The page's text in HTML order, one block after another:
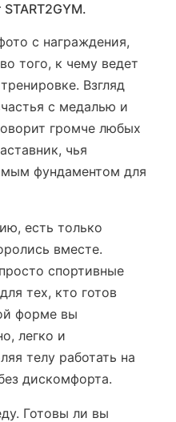
с награждения,
того, к чему ведет
Взгляд
с медалью и
громче любых
чья
фундаментом для
есть только
вместе.
спортивные
тех, кто готов
форме вы
легко и
телу работать на
дискомфорта.
Готовы ли вы